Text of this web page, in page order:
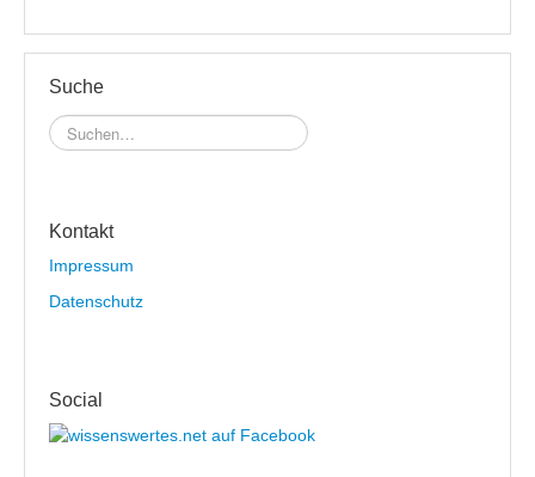
Suche
Kontakt
Impressum
Datenschutz
Social